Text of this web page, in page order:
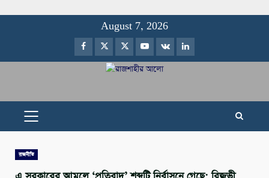
August 7, 2026
Facebook
TwitterInstagram
Youtube
VK LinkedIn
PRIMARY
MENU
রাজনীতি